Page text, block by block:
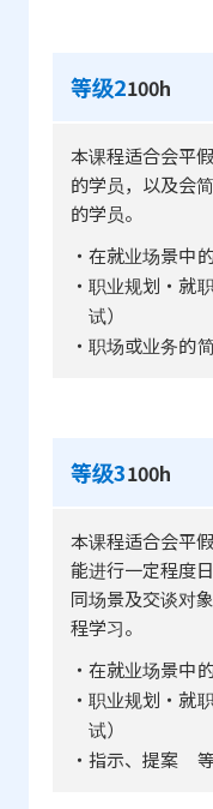
等级2100h
本课程适合会平
的学员，以及会
的学员。
・在就业场景中
・职业规划・就
试）
・职场或业务的
等级3100h
本课程适合会平
能进行一定程度
同场景及交谈对
程学习。
・在就业场景中
・职业规划・就
试）
・指示、提案